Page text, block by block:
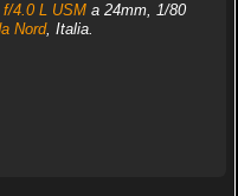
f/4.0 L USMa 24mm, 1/80
Nord, Italia.